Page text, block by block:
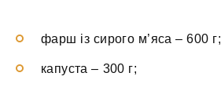
фарш із сирого м’яса – 600 г;
капуста – 300 г;